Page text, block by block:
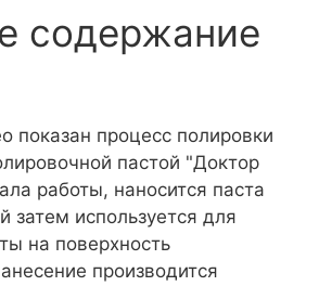
содержание
показан процесс полировки
пастой "Доктор
работы, наносится паста
затем используется для
на поверхность
производится